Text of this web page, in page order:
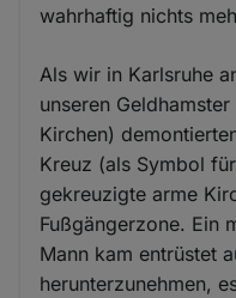
wahrhaftig nichts
Als wir in Karlsruhe
unseren
Kirchen)
Kreuz (als Symbol
gekreuzigte arme
Fußgängerzone. Ein
Mann kam entrüstet
herunterzunehmen,